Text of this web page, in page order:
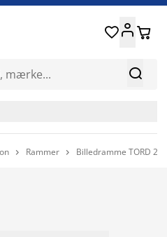

 
 Rammer  Billedramme TORD